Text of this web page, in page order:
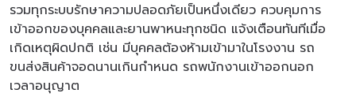
รวมทุกระบบรักษาความปลอดภัยเป็นหนึ่งเดียว ควบคุมการ
เข้าออกของบุคคลและยานพาหนะทุกชนิด แจ้งเตือนทันทีเมื่อ
เกิดเหตุผิดปกติ เช่น มีบุคคลต้องห้ามเข้ามาในโรงงาน รถ
ขนส่งสินค้าจอดนานเกินกำหนด รถพนักงานเข้าออกนอก
เวลาอนุญาต